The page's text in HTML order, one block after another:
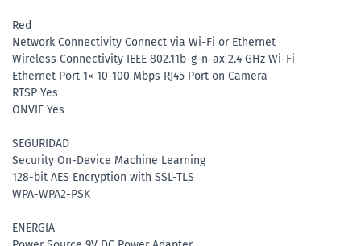
Red
Network Connectivity Connect via Wi-Fi or Ethernet
Wireless Connectivity IEEE 802.11b-g-n-ax 2.4 GHz Wi-Fi
Ethernet Port 1× 10-100 Mbps RJ45 Port on Camera
RTSP Yes
ONVIF Yes
SEGURIDAD
Security On-Device Machine Learning
128-bit AES Encryption with SSL-TLS
WPA-WPA2-PSK
ENERGIA